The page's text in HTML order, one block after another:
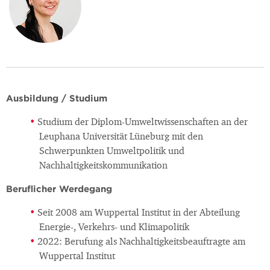
Ausbildung / Studium
Studium der Diplom-Umweltwissenschaften an der
Leuphana Universität Lüneburg mit den
Schwerpunkten Umweltpolitik und
Nachhaltigkeitskommunikation
Beruflicher Werdegang
Seit 2008 am Wuppertal Institut in der Abteilung
Energie-, Verkehrs- und Klimapolitik
2022: Berufung als Nachhaltigkeitsbeauftragte am
Wuppertal Institut